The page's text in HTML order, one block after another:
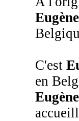
C'est
en